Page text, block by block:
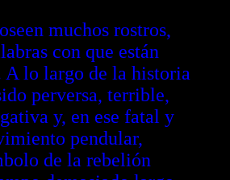
muchos rostros,
con que están
A lo largo de la historia
perversa, terrible,
y, en ese fatal y
pendular,
de la rebelión